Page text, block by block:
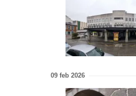
09 feb 2026